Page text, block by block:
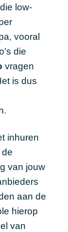
low-
vooral
die
vragen
is dus
inhuren
van jouw
aan de
hierop
van